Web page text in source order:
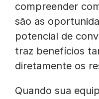
compreender
são as
potencial de
traz benefícios
diretamente os
Quando sua